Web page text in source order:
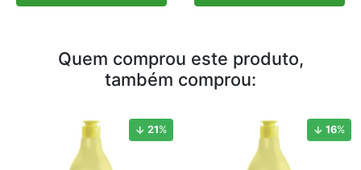
Quem comprou este produto,
também comprou:
21% 16%